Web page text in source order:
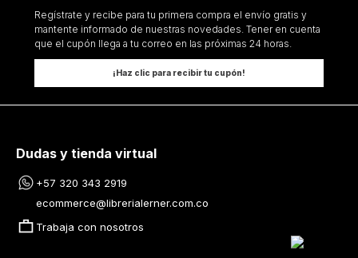
Regístrate y recibe para tu primera compra el envío gratis y
mantente informado de nuestras novedades. Tener en cuenta
que el cupón llega a tu correo en las próximas 24 horas.
¡Haz clic para recibir tu cupón!
Dudas y tienda virtual
+57 320 343 2919
ecommerce@librerialerner.com.co
Trabaja con nosotros